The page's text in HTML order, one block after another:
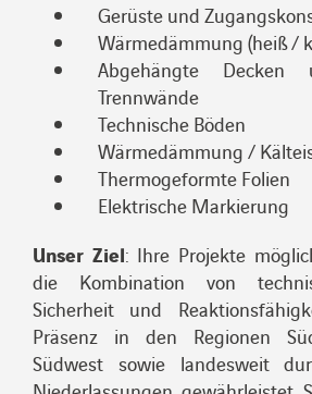
Gerüste und
Wärmedämmung (heiß /
Abgehängte Decken
Trennwände
Technische Böden
Wärmedämmung /
Thermogeformte Folien
Elektrische Markierung
Unser Ziel: Ihre Projekte
die Kombination von
Sicherheit und
Präsenz in den Regionen
Südwest sowie landesweit